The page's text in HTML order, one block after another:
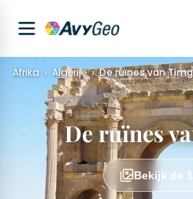
Afrika Algerije De ruïnes van
De ruïnes
Bekijk de